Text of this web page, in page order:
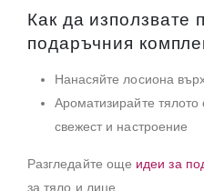
Как да използвате
подаръчния
Нанасяйте лосиона
Ароматизирайте
свежест и настроение
Разгледайте още идеи за
за тяло и лице.